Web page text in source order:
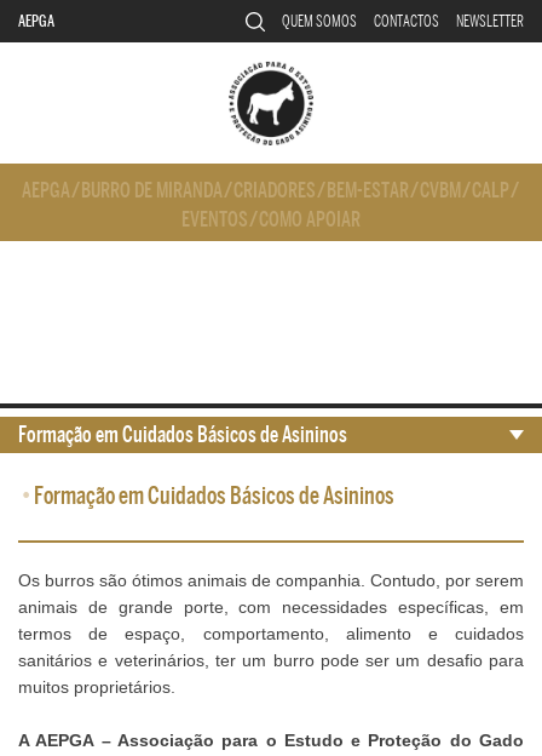
AEPGA QUEM SOMOS CONTACTOS NEWSLETTER
AEPGA/ BURRO DE MIRANDA/CRIADORES/ BEM-ESTAR/CVBM/CALP/
EVENTOS/COMO APOIAR
• Formação em Cuidados Básicos de Asininos
Os burros são ótimos animais de companhia. Contudo, por serem
animais de grande porte, com necessidades específicas, em
termos de espaço, comportamento, alimento e cuidados
sanitários e veterinários, ter um burro pode ser um desafio para
muitos proprietários.
A AEPGA – Associação para o Estudo e Proteção do Gado
Formação em Cuidados Básicos de Asininos